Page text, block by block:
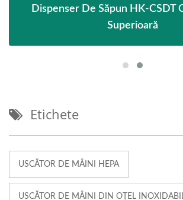
Dispenser De Săpun HK-CSDT
Superioară
Etichete
USCĂTOR DE MÂINI HEPA
USCĂTOR DE MÂINI DIN OȚEL